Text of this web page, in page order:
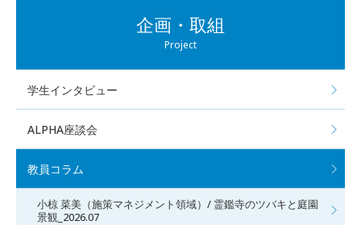
企画・取組
Project
学生インタビュー
ALPHA座談会
教員コラム
小椋 菜美（施策マネジメント領域）/ 霊鑑寺のツバキと庭園
景観_2026.07